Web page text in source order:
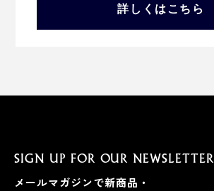
詳しくはこちら
SIGN UP FOR OUR NEWSLETTER
メールマガジンで新商品・